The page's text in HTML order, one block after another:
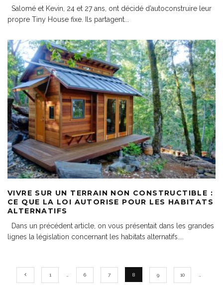
Salomé et Kevin, 24 et 27 ans, ont décidé d’autoconstruire leur
propre Tiny House fixe. Ils partagent
VIVRE SUR UN TERRAIN NON CONSTRUCTIBLE :
CE QUE LA LOI AUTORISE POUR LES HABITATS
ALTERNATIFS
Dans un précédent article, on vous présentait dans les grandes
lignes la législation concernant les habitats alternatifs.
1 6 7 8 9 10